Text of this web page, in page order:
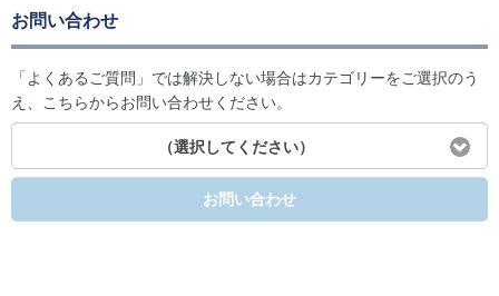
お問い合わせ
「よくあるご質問」では解決しない場合はカテゴリーをご選択のう
え、こちらからお問い合わせください。
（選択してください）
お問い合わせ